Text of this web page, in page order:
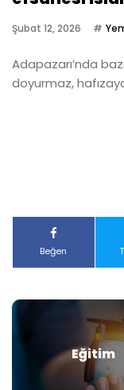
Şubat 12, 2026
Adapazarı’nda
doyurmaz,
Beğen
Eğitim